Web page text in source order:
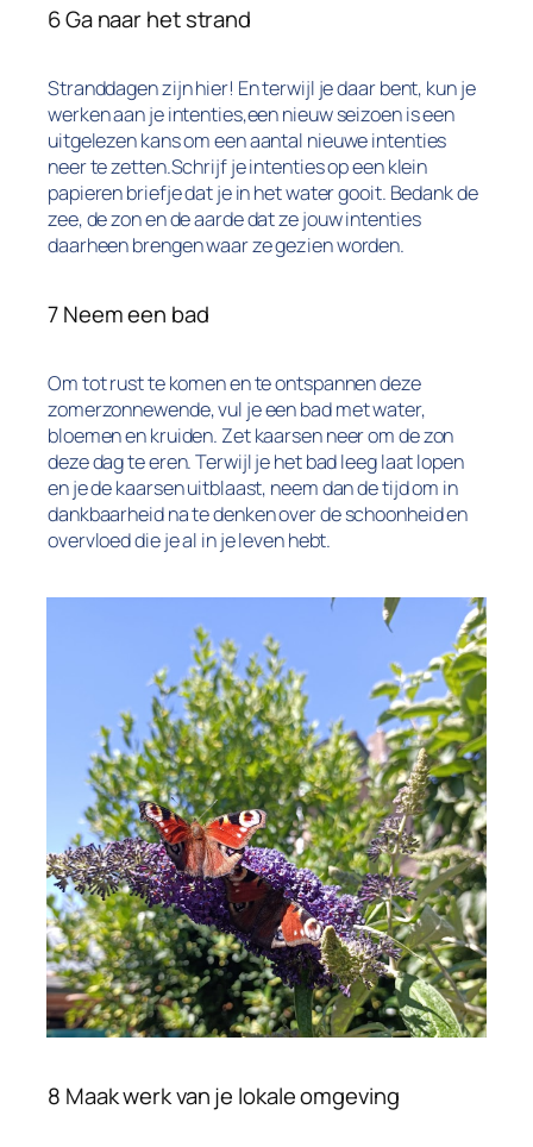
6 Ga naar het strand
Stranddagen zijn hier! En terwijl je daar bent, kun je
werken aan je intenties,een nieuw seizoen is een
uitgelezen kans om een aantal nieuwe intenties
neer te zetten.Schrijf je intenties op een klein
papieren briefje dat je in het water gooit. Bedank de
zee, de zon en de aarde dat ze jouw intenties
daarheen brengen waar ze gezien worden.
7 Neem een bad
Om tot rust te komen en te ontspannen deze
zomerzonnewende, vul je een bad met water,
bloemen en kruiden. Zet kaarsen neer om de zon
deze dag te eren. Terwijl je het bad leeg laat lopen
en je de kaarsen uitblaast, neem dan de tijd om in
dankbaarheid na te denken over de schoonheid en
overvloed die je al in je leven hebt.
8 Maak werk van je lokale omgeving